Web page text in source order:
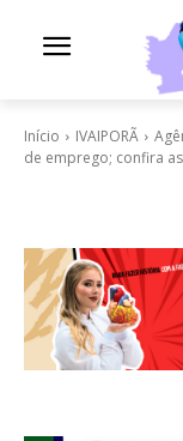
Início IVAIPORÃ
de emprego; confira